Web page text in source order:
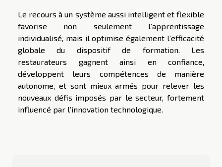
Le recours à un système aussi intelligent et flexible
favorise non seulement l’apprentissage
individualisé, mais il optimise également l’efficacité
globale du dispositif de formation. Les
restaurateurs gagnent ainsi en confiance,
développent leurs compétences de manière
autonome, et sont mieux armés pour relever les
nouveaux défis imposés par le secteur, fortement
influencé par l’innovation technologique.